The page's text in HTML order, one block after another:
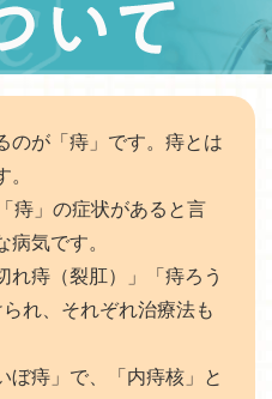
のが「痔」です。痔とは
痔」の症状があると言
気です。
れ痔（裂肛）」「痔ろう
れ、それぞれ治療法も
ぼ痔」で、「内痔核」と